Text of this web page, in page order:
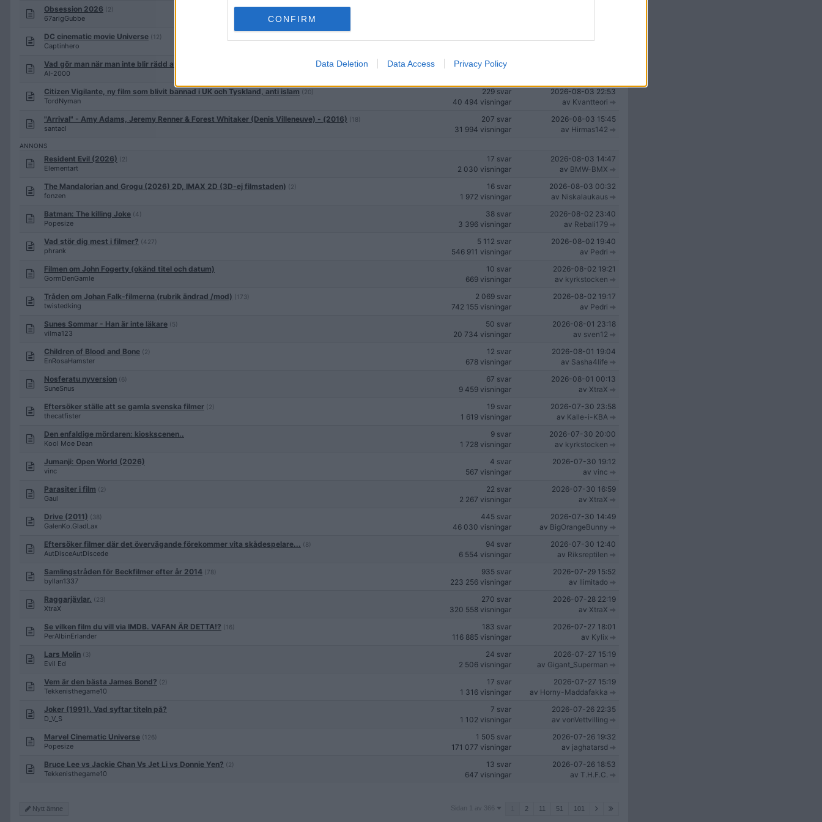
CONFIRM
Data Deletion Data Access Privacy Policy
Obsession 2026 (2)
67arigGubbe
DC cinematic movie Universe (12)
Captinhero
Vad gör man när man inte blir rädd av skräckfilmer längre?
AI-2000
91 svar
Citizen Vigilante, ny film som blivit bannad i UK och Tyskland, anti islam (20)
TordNyman
229 svar
40 494 visningar
2026-08-03 22:53
av Kvantteori
"Arrival" - Amy Adams, Jeremy Renner & Forest Whitaker (Denis Villeneuve) - (2016) (18)
santacl
207 svar
31 994 visningar
2026-08-03 15:45
av Hirmas142
Resident Evil (2026) (2)
Elementart
17 svar
2 030 visningar
2026-08-03 14:47
av BMW-BMX
The Mandalorian and Grogu (2026) 2D, IMAX 2D (3D-ej filmstaden) (2)
fonzen
16 svar
1 972 visningar
2026-08-03 00:32
av Niskalaukaus
Batman: The killing Joke (4)
Popesize
38 svar
3 396 visningar
2026-08-02 23:40
av Rebali179
Vad stör dig mest i filmer? (427)
phrank
5 112 svar
546 911 visningar
2026-08-02 19:40
av Pedri
Filmen om John Fogerty (okänd titel och datum)
GormDenGamle
10 svar
669 visningar
2026-08-02 19:21
av kyrkstocken
Tråden om Johan Falk-filmerna (rubrik ändrad /mod) (173)
twistedking
2 069 svar
742 155 visningar
2026-08-02 19:17
av Pedri
Sunes Sommar - Han är inte läkare (5)
vilma123
50 svar
20 734 visningar
2026-08-01 23:18
av sven12
Children of Blood and Bone (2)
EnRosaHamster
12 svar
678 visningar
2026-08-01 19:04
av Sasha4life
Nosferatu nyversion (6)
SuneSnus
67 svar
9 459 visningar
2026-08-01 00:13
av XtraX
Eftersöker ställe att se gamla svenska filmer (2)
thecatfister
19 svar
1 619 visningar
2026-07-30 23:58
av Kalle-i-KBA
Den enfaldige mördaren: kioskscenen..
Kool Moe Dean
9 svar
1 728 visningar
2026-07-30 20:00
av kyrkstocken
Jumanji: Open World (2026)
vinc
4 svar
567 visningar
2026-07-30 19:12
av vinc
Parasiter i film (2)
Gaul
22 svar
2 267 visningar
2026-07-30 16:59
av XtraX
Drive (2011) (38)
GalenKo.GladLax
445 svar
46 030 visningar
2026-07-30 14:49
av BigOrangeBunny
Eftersöker filmer där det övervägande förekommer vita skådespelare... (8)
AutDisceAutDiscede
94 svar
6 554 visningar
2026-07-30 12:40
av Riksreptilen
Samlingstråden för Beckfilmer efter år 2014 (78)
byllan1337
935 svar
223 256 visningar
2026-07-29 15:52
av Ilimitado
Raggarjävlar. (23)
XtraX
270 svar
320 558 visningar
2026-07-28 22:19
av XtraX
Se vilken film du vill via IMDB. VAFAN ÄR DETTA!? (16)
PerAlbinErlander
183 svar
116 885 visningar
2026-07-27 18:01
av Kylix
Lars Molin (3)
Evil Ed
24 svar
2 506 visningar
2026-07-27 15:19
av Gigant_Superman
Vem är den bästa James Bond? (2)
Tekkenisthegame10
17 svar
1 316 visningar
2026-07-27 15:19
av Horny-Maddafakka
Joker (1991). Vad syftar titeln på?
D_V_S
7 svar
1 102 visningar
2026-07-26 22:35
av vonVettvilling
Marvel Cinematic Universe (126)
Popesize
1 505 svar
171 077 visningar
2026-07-26 19:32
av jaghatarsd
Bruce Lee vs Jackie Chan Vs Jet Li vs Donnie Yen? (2)
Tekkenisthegame10
13 svar
647 visningar
2026-07-26 18:53
av T.H.F.C.
Nytt ämne
Sidan
Sidan 1 av 366 2 11 51 101